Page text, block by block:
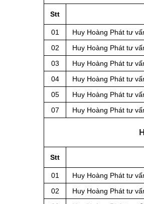
Stt
01 Huy Hoàng Phát tư
02
Huy Hoàng Phát tư
03
Huy Hoàng Phát tư
04
Huy Hoàng Phát tư
05
Huy Hoàng Phát tư
07
Huy Hoàng Phát tư
Stt
01 Huy Hoàng Phát tư
02
Huy Hoàng Phát tư